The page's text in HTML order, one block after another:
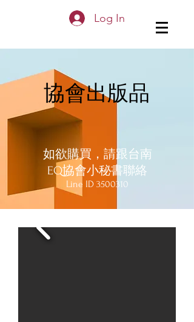
Log In
協會出版品
如欲購買，請跟台南
EQ協會小秘書聯絡
Line ID 3500310